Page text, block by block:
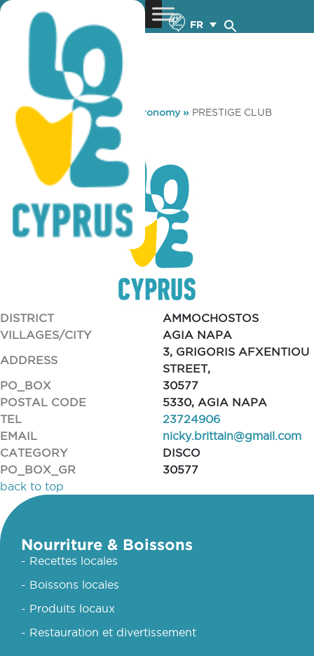
FR
You are here: Home »Gastronomy» PRESTIGE CLUB
PRESTIGE CLUB
DISTRICT
AMMOCHOSTOS
VILLAGES/CITY
AGIA NAPA
ADDRESS
3, GRIGORIS AFXENTIOU
STREET,
PO_BOX
30577
POSTAL CODE
5330, AGIA NAPA
TEL
23724906
EMAIL
nicky.brittain@gmail.com
CATEGORY
DISCO
PO_BOX_GR
30577
back to top
Nourriture & Boissons
- Recettes locales
- Boissons locales
- Produits locaux
- Restauration et divertissement